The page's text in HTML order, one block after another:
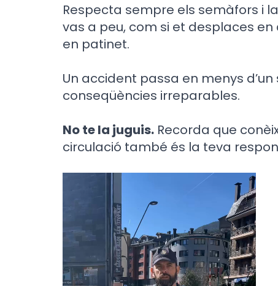
Respecta sempre els semàfors i
vas a peu, com si et desplaces
en patinet.
Un accident passa en menys
conseqüències irreparables.
No te la juguis. Recorda que
circulació també és la teva